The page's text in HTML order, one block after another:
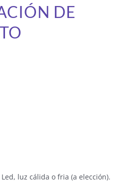
DE
luz cálida o fria (a elección).